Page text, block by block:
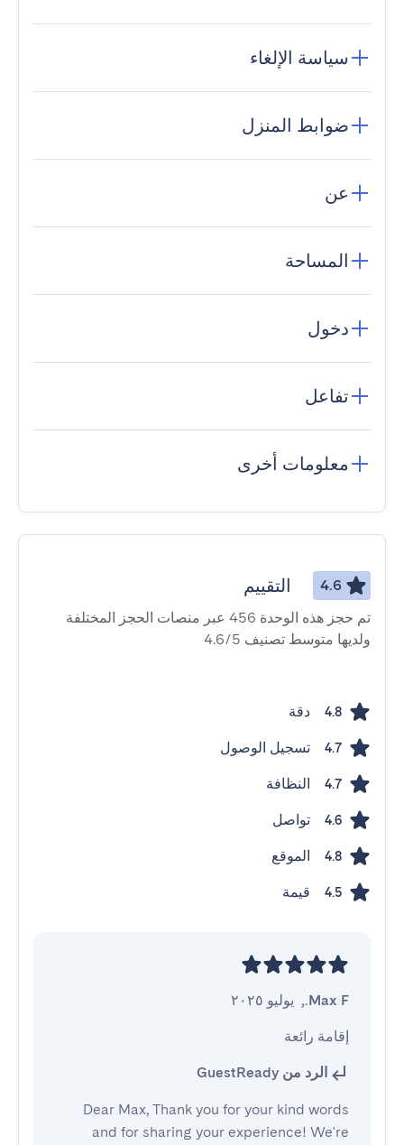
سياسة الإلغاء
ضوابط المنزل
عن
المساحة
دخول
تفاعل
معلومات أخرى
4.6 التقييم
تم حجز هذه الوحدة 456 عبر منصات الحجز المختلفة
ولديها متوسط ​​تصنيف 4.6/5
4.8 دقة
4.7 تسجيل الوصول
4.7 النظافة
4.6 تواصل
4.8 الموقع
4.5 قيمة
Max F.
, يوليو ٢٠٢٥
إقامة رائعة
الرد من GuestReady
Dear Max, Thank you for your kind words
and for sharing your experience! We're